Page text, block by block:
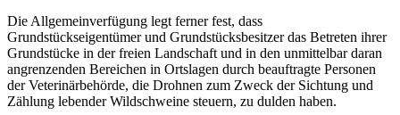
Die Allgemeinverfügung legt ferner fest, dass
Grundstückseigentümer und Grundstücksbesitzer das Betreten ihrer
Grundstücke in der freien Landschaft und in den unmittelbar daran
angrenzenden Bereichen in Ortslagen durch beauftragte Personen
der Veterinärbehörde, die Drohnen zum Zweck der Sichtung und
Zählung lebender Wildschweine steuern, zu dulden haben.